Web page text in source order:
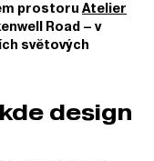
prostoru Atelier
Road – v
světových
design